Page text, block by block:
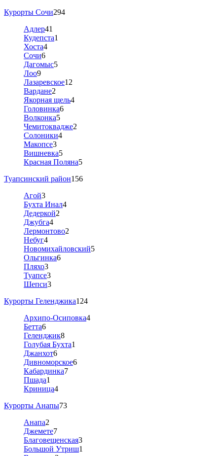
Курорты Сочи294
Адлер41
Кудепста1
Хоста4
Сочи6
Дагомыс5
Лоо9
Лазаревское12
Вардане2
Якорная щель4
Головинка6
Волконка5
Чемитоквадже2
Солоники4
Макопсе3
Вишневка5
Красная Поляна5
Туапсинский район156
Агой3
Бухта Инал4
Дедеркой2
Джубга4
Лермонтово2
Небуг4
Новомихайловский5
Ольгинка6
Пляхо3
Туапсе3
Шепси3
Курорты Геленджика124
Архипо-Осиповка4
Бетта6
Геленджик8
Голубая Бухта1
Джанхот6
Дивноморское6
Кабардинка7
Пшада1
Криница4
Курорты Анапы73
Анапа2
Джемете7
Благовещенская3
Большой Утриш1